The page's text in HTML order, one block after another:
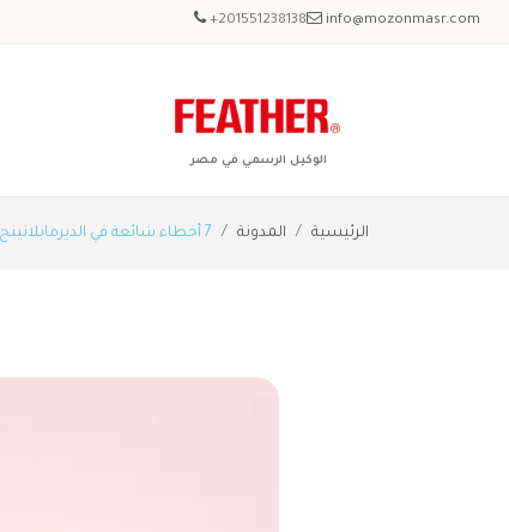
+201551238138 info@mozonmasr.com
الوكيل الرسمي في مصر
الرئيسية المدونة 7 أخطاء شائعة في الديرمابلانينج تسبب التهيج (وكيف تتجنبينها)